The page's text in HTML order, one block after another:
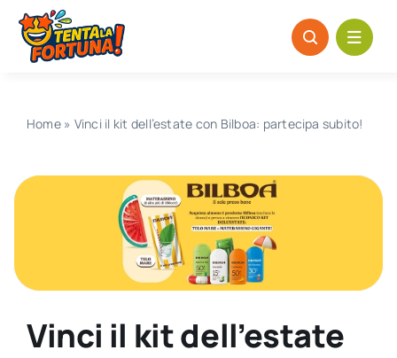
Salta
contenuto
Home» Vinci il kit dell’estate con Bilboa: partecipa subito!
Vinci il kit dell’estate